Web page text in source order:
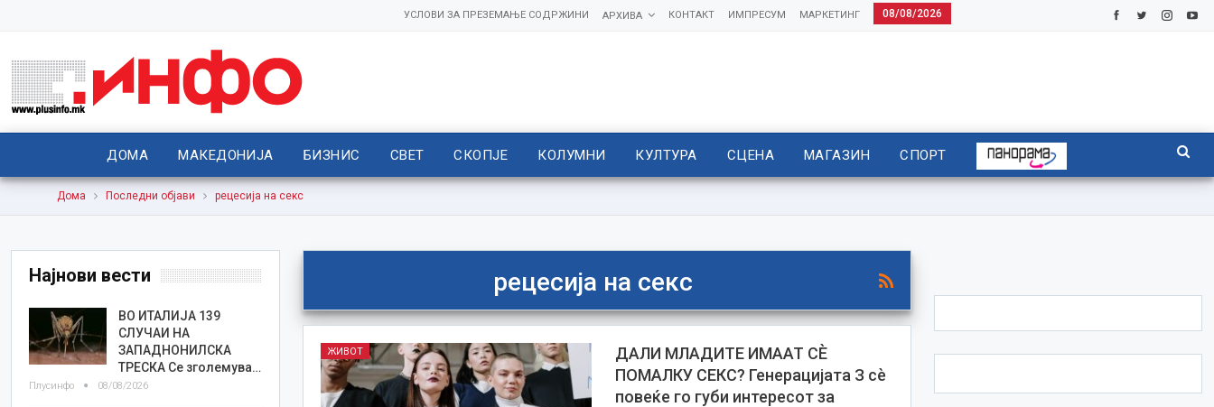
08/08/2026
МАРКЕТИНГ
ИМПРЕСУМ
КОНТАКТ
АРХИВА
УСЛОВИ ЗА ПРЕЗЕМАЊЕ СОДРЖИНИ
ДОМА МАКЕДОНИЈА БИЗНИС СВЕТ СКОПЈЕ КОЛУМНИ КУЛТУРА СЦЕНА МАГАЗИН СПОРТ
Дома Последни објави рецесија на секс
рецесија на секс
ЖИВОТ
ДАЛИ МЛАДИТЕ ИМААТ СЀ
ПОМАЛКУ СЕКС? Генерацијата З сè
повеќе го губи интересот за
Најнови вести
ВО ИТАЛИЈА 139
СЛУЧАИ НА
ЗАПАДНОНИЛСКА
ТРЕСКА Се зголемува…
Плусинфо 08/08/2026